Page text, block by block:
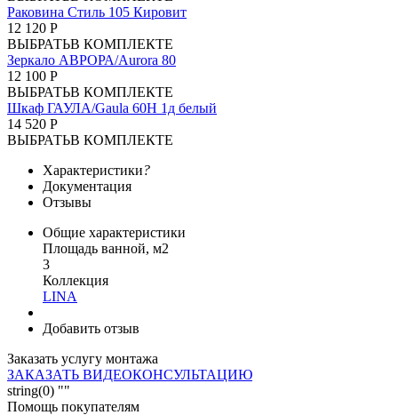
Раковина Стиль 105 Кировит
12 120 Р
ВЫБРАТЬВ КОМПЛЕКТЕ
Зеркало АВРОРА/Aurora 80
12 100 Р
ВЫБРАТЬВ КОМПЛЕКТЕ
Шкаф ГАУЛА/Gaula 60Н 1д белый
14 520 Р
ВЫБРАТЬВ КОМПЛЕКТЕ
Характеристики?
Документация
Отзывы
Общие характеристики
Площадь ванной, м2
3
Коллекция
LINA
Добавить отзыв
Заказать услугу монтажа
ЗАКАЗАТЬ ВИДЕОКОНСУЛЬТАЦИЮ
string(0) ""
Помощь покупателям